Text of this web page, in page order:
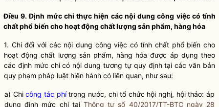
Điều 9. Định mức chi thực hiện các nội dung công việc có tính
chất phổ biến cho hoạt động chất lượng sản phẩm, hàng hóa
1. Chi đối với các nội dung công việc có tính chất phổ biến cho
hoạt độngchất lượng sản phẩm, hàng hóa được áp dụng theo
các định mức chi có nội dung tương tự quy định tại các văn bản
quy phạm pháp luật hiện hành có liên quan, như sau:
a) Chicông tác phítrong nước, chi tổ chức hội nghị, hội thảo: áp
dụng định mức chi tại Thông tư số 40/2017/TT-BTC ngày 28